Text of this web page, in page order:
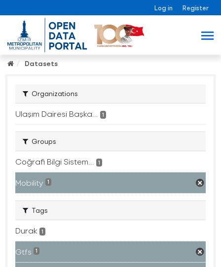
Log in Register
Datasets
Organizations
Ulaşım Dairesi Başka... 1
Groups
Coğrafi Bilgi Sistem... 1
Mobility 1
Tags
Durak 1
Gtfs 1